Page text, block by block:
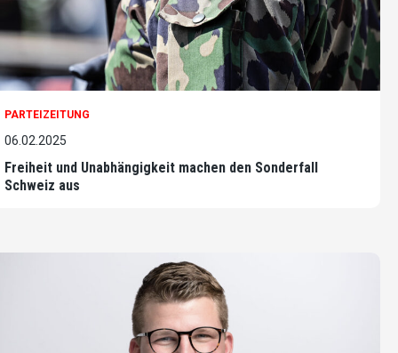
PARTEIZEITUNG
06.02.2025
Freiheit und Unabhängigkeit machen den Sonderfall
Schweiz aus